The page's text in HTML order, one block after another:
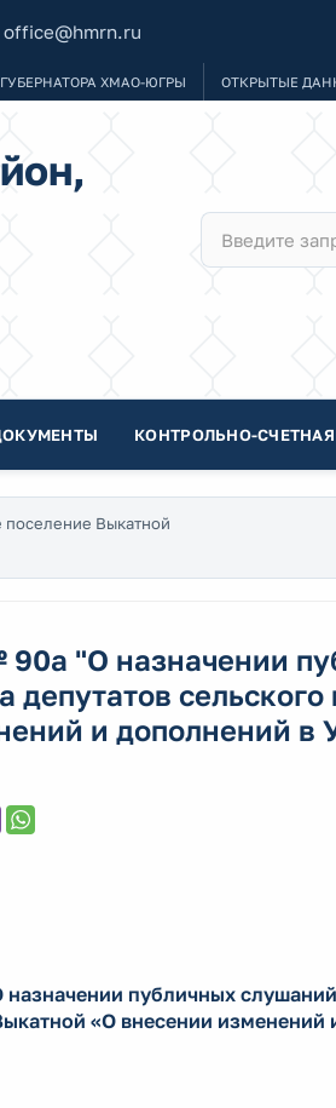
office@hmrn.ru
ХМАО-ЮГРЫ ОТКРЫТЫЕ
КОНТРОЛЬНО-СЧЕТНАЯ
поселение Выкатной
90а "О назначении
депутатов
и дополнений в
публичных
«О внесении изменений